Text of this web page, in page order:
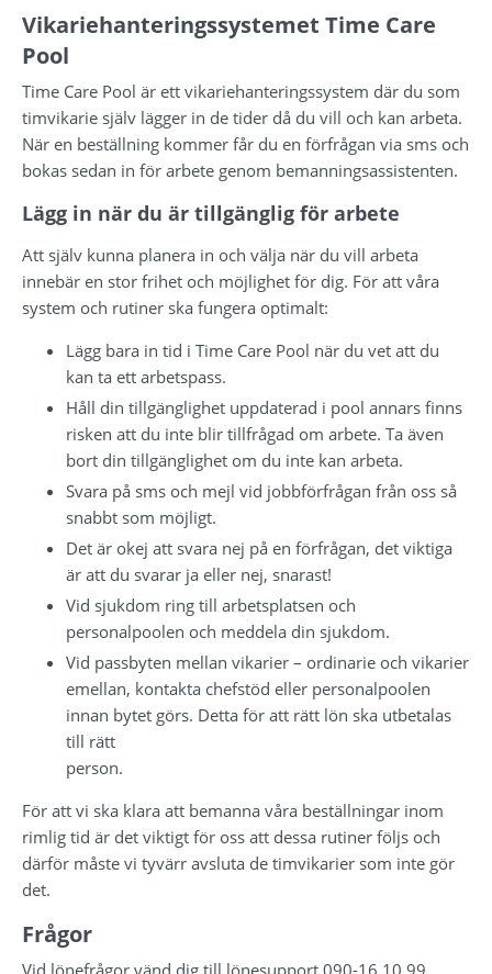
Vikariehanteringssystemet Time Care
Pool
Time Care Pool är ett vikariehanteringssystem där du som
timvikarie själv lägger in de tider då du vill och kan arbeta.
När en beställning kommer får du en förfrågan via sms och
bokas sedan in för arbete genom bemanningsassistenten.
Lägg in när du är tillgänglig för arbete
Att själv kunna planera in och välja när du vill arbeta
innebär en stor frihet och möjlighet för dig. För att våra
system och rutiner ska fungera optimalt:
Lägg bara in tid i Time Care Pool när du vet att du
kan ta ett arbetspass.
Håll din tillgänglighet uppdaterad i pool annars finns
risken att du inte blir tillfrågad om arbete. Ta även
bort din tillgänglighet om du inte kan arbeta.
Svara på sms och mejl vid jobbförfrågan från oss så
snabbt som möjligt.
Det är okej att svara nej på en förfrågan, det viktiga
är att du svarar ja eller nej, snarast!
Vid sjukdom ring till arbetsplatsen och
personalpoolen och meddela din sjukdom.
Vid passbyten mellan vikarier – ordinarie och vikarier
emellan, kontakta chefstöd eller personalpoolen
innan bytet görs. Detta för att rätt lön ska utbetalas
till rätt
person.
För att vi ska klara att bemanna våra beställningar inom
rimlig tid är det viktigt för oss att dessa rutiner följs och
därför måste vi tyvärr avsluta de timvikarier som inte gör
det.
Frågor
Vid lönefrågor vänd dig till lönesupport 090-16 10 99.